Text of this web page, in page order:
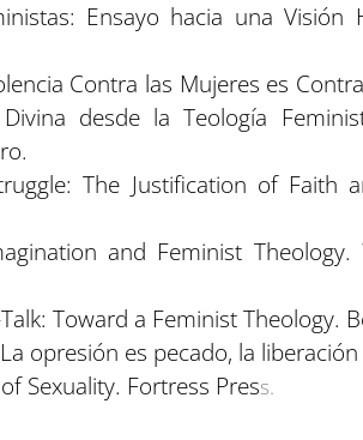
Ensayo hacia una Visión
Contra las Mujeres es
desde la Teología
The Justification of Faith
and Feminist
Toward a Feminist Theology.
opresión es pecado, la liberación
Sexuality. Fortress Press.